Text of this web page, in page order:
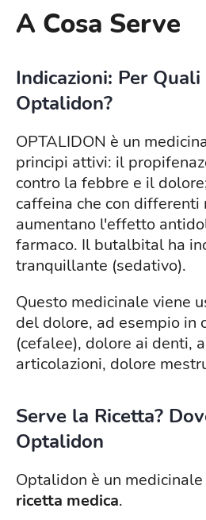
A Cosa Serve
Indicazioni: Per
Optalidon?
OPTALIDON è un
principi attivi: il
contro la febbre e il
caffeina che con differenti
aumentano l'effetto
farmaco. Il butalbital ha
tranquillante (sedativo).
Questo medicinale viene
del dolore, ad esempio in
(cefalee), dolore ai denti,
articolazioni, dolore
Serve la Ricetta?
Optalidon
Optalidon è un medicinale
ricetta medica.